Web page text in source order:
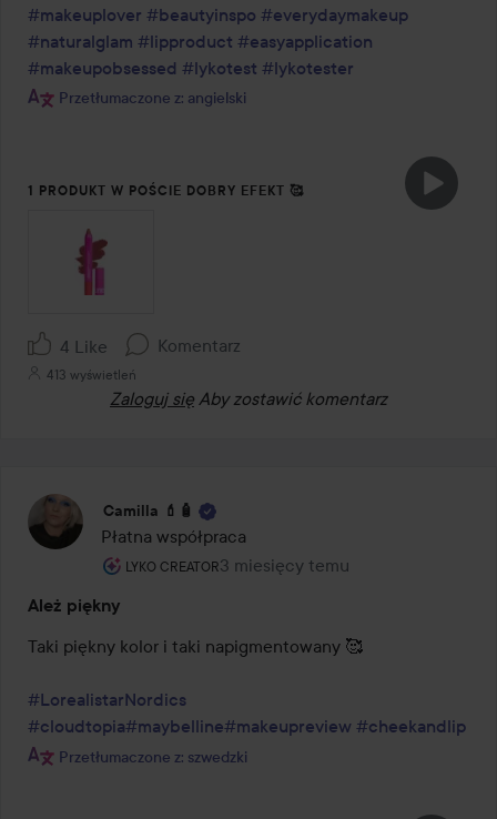
#makeuplover #beautyinspo #everydaymakeup
#naturalglam #lipproduct #easyapplication
#makeupobsessed #lykotest #lykotester
Przetłumaczone z: angielski
1 PRODUKT W POŚCIE DOBRY EFEKT 🥰
4 Like Komentarz
413 wyświetleń
Zaloguj się Aby zostawić komentarz
Camilla 💄🧴
Płatna współpraca
LYKO CREATOR
Rola użytkownika: Lyko Creator.
3 miesięcy temu
Post został utworzony 3 miesięcy
Ależ piękny
Taki piękny kolor i taki napigmentowany 🥰
#LorealistarNordics
#cloudtopia#maybelline#makeupreview #cheekandlip
Przetłumaczone z: szwedzki